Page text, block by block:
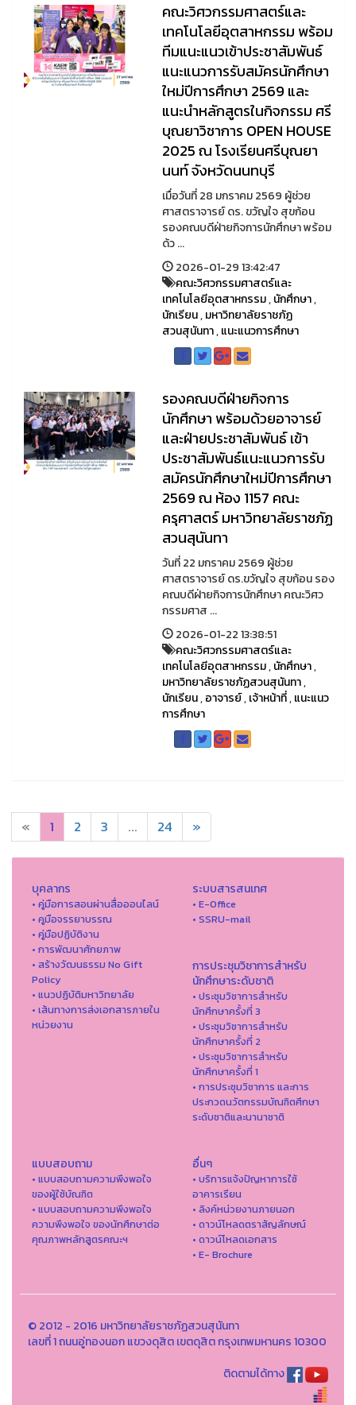
คณะวิศวกรรมศาสตร์และ
เทคโนโลยีอุตสาหกรรม พร้อม
ทีมแนะแนวเข้าประชาสัมพันธ์
แนะแนวการรับสมัครนักศึกษา
ใหม่ปีการศึกษา 2569 และ
แนะนำหลักสูตรในกิจกรรม ศรี
บุณยาวิชาการ OPEN HOUSE
2025 ณ โรงเรียนศรีบุณยา
นนท์ จังหวัดนนทบุรี
เมื่อวันที่ 28 มกราคม 2569 ผู้ช่วย
ศาสตราจารย์ ดร. ขวัญใจ สุขก้อน
รองคณบดีฝ่ายกิจการนักศึกษา พร้อม
ด้ว ...
2026-01-29 13:42:47
คณะวิศวกรรมศาสตร์และ
เทคโนโลยีอุตสาหกรรม,นักศึกษา,
นักเรียน,มหาวิทยาลัยราชภัฏ
สวนสุนันทา,แนะแนวการศึกษา
รองคณบดีฝ่ายกิจการ
นักศึกษา พร้อมด้วยอาจารย์
และฝ่ายประชาสัมพันธ์ เข้า
ประชาสัมพันธ์แนะแนวการรับ
สมัครนักศึกษาใหม่ปีการศึกษา
2569 ณ ห้อง 1157 คณะ
ครุศาสตร์ มหาวิทยาลัยราชภัฏ
สวนสุนันทา
วันที่ 22 มกราคม 2569 ผู้ช่วย
ศาสตราจารย์ ดร.ขวัญใจ สุขก้อน รอง
คณบดีฝ่ายกิจการนักศึกษา คณะวิศว
กรรมศาส ...
2026-01-22 13:38:51
คณะวิศวกรรมศาสตร์และ
เทคโนโลยีอุตสาหกรรม,นักศึกษา,
มหาวิทยาลัยราชภัฏสวนสุนันทา,
นักเรียน,อาจารย์,เจ้าหน้าที่,แนะแนว
การศึกษา
« 1 2 3 ... 24 »
บุคลากร
• คู่มือการสอนผ่านสื่อออนไลน์
• คูมือจรรยาบรรณ
• คู่มือปฏิบัติงาน
• การพัฒนาศักยภาพ
• สร้างวัฒนธรรม No Gift
Policy
• แนวปฏิบัติมหาวิทยาลัย
• เส้นทางการส่งเอกสารภายใน
หน่วยงาน
ระบบสารสนเทศ
• E-Office
• SSRU-mail
การประชุมวิชาการสำหรับ
นักศึกษาระดับชาติ
• ประชุมวิชาการสำหรับ
นักศึกษาครั้งที่ 3
• ประชุมวิชาการสำหรับ
นักศึกษาครั้งที่ 2
• ประชุมวิชาการสำหรับ
นักศึกษาครั้งที่ 1
• การประชุมวิชาการ และการ
ประกวดนวัตกรรมบัณฑิตศึกษา
ระดับชาติและนานาชาติ
แบบสอบถาม
• แบบสอบถามความพึงพอใจ
ของผู้ใช้บัณฑิต
• แบบสอบถามความพึงพอใจ
ความพึงพอใจ ของนักศึกษาต่อ
คุณภาพหลักสูตรคณะฯ
อื่นๆ
• บริการแจ้งปัญหาการใ่ช้
อาคารเรียน
• ลิงค์หน่วยงานภายนอก
• ดาวน์โหลดตราสัญลักษณ์
• ดาวน์โหลดเอกสาร
• E- Brochure
© 2012 - 2016 มหาวิทยาลัยราชภัฏสวนสุนันทา
เลขที่ 1 ถนนอู่ทองนอก แขวงดุสิต เขตดุสิต กรุงเทพมหานคร 10300
ติดตามได้ทาง